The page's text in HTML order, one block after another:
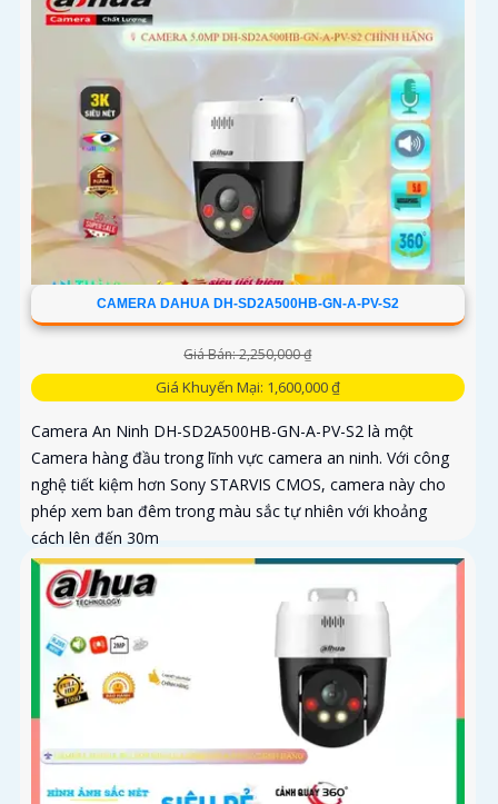
CAMERA DAHUA DH-SD2A500HB-GN-A-PV-S2
Giá Bán: 2,250,000 ₫
Giá Khuyến Mại: 1,600,000 ₫
Camera An Ninh DH-SD2A500HB-GN-A-PV-S2 là một
Camera hàng đầu trong lĩnh vực camera an ninh. Với công
nghệ tiết kiệm hơn Sony STARVIS CMOS, camera này cho
phép xem ban đêm trong màu sắc tự nhiên với khoảng
cách lên đến 30m